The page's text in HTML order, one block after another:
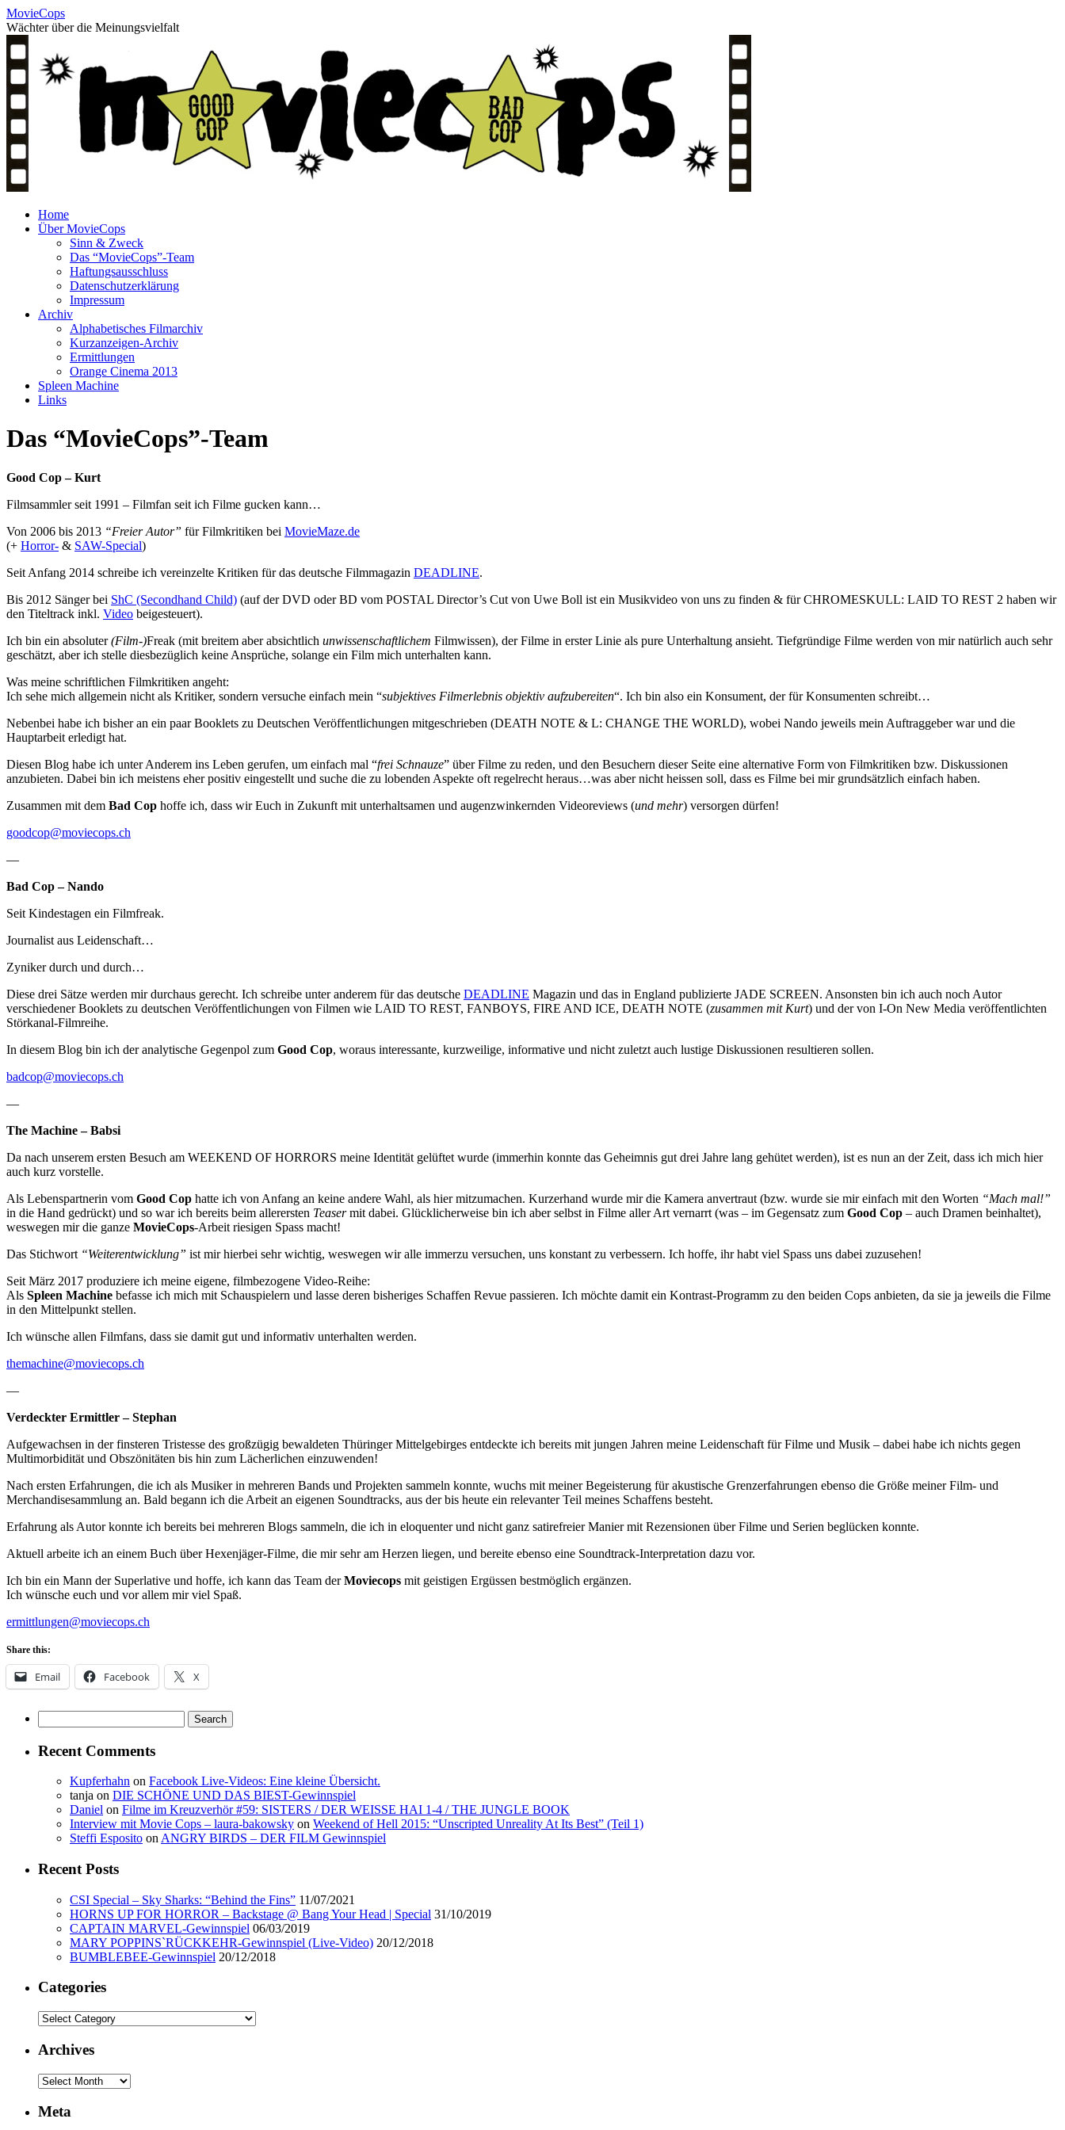
Skip
to
MovieCops
Wächter über die Meinungsvielfalt
Home
Über MovieCops
Sinn & Zweck
Das “MovieCops”-Team
Haftungsausschluss
Datenschutzerklärung
Impressum
Archiv
Alphabetisches Filmarchiv
Kurzanzeigen-Archiv
Ermittlungen
Orange Cinema 2013
Spleen Machine
Links
Das “MovieCops”-Team
Good Cop – Kurt
Filmsammler seit 1991 – Filmfan seit ich Filme gucken kann…
Von 2006 bis 2013 “Freier Autor” für Filmkritiken bei MovieMaze.de
(+ Horror- & SAW-Special)
Seit Anfang 2014 schreibe ich vereinzelte Kritiken für das deutsche Filmmagazin DEADLINE.
Bis 2012 Sänger bei ShC (Secondhand Child) (auf der DVD oder BD vom POSTAL Director’s Cut von Uwe Boll ist ein Musikvideo von uns zu finden & für CHROMESKULL: LAID TO REST 2 haben wir
den Titeltrack inkl. Video beigesteuert).
Ich bin ein absoluter(Film-)Freak (mit breitem aber absichtlich unwissenschaftlichem Filmwissen), der Filme in erster Linie als pure Unterhaltung ansieht. Tiefgründige Filme werden von mir natürlich auch sehr
geschätzt, aber ich stelle diesbezüglich keine Ansprüche, solange ein Film mich unterhalten kann.
Was meine schriftlichen Filmkritiken angeht:
Ich sehe mich allgemein nicht als Kritiker, sondern versuche einfach mein “subjektives Filmerlebnis objektiv aufzubereiten“. Ich bin also ein Konsument, der für Konsumenten schreibt…
Nebenbei habe ich bisher an ein paar Booklets zu Deutschen Veröffentlichungen mitgeschrieben (DEATH NOTE & L: CHANGE THE WORLD), wobei Nando jeweils mein Auftraggeber war und die
Hauptarbeit erledigt hat.
Diesen Blog habe ich unter Anderem ins Leben gerufen, um einfach mal “frei Schnauze” über Filme zu reden, und den Besuchern dieser Seite eine alternative Form von Filmkritiken bzw. Diskussionen
anzubieten. Dabei bin ich meistens eher positiv eingestellt und suche die zu lobenden Aspekte oft regelrecht heraus…was aber nicht heissen soll, dass es Filme bei mir grundsätzlich einfach haben.
Zusammen mit dem Bad Cop hoffe ich, dass wir Euch in Zukunft mit unterhaltsamen und augenzwinkernden Videoreviews (und mehr) versorgen dürfen!
goodcop@moviecops.ch
—
Bad Cop – Nando
Seit Kindestagen ein Filmfreak.
Journalist aus Leidenschaft…
Zyniker durch und durch…
Diese drei Sätze werden mir durchaus gerecht. Ich schreibe unter anderem für das deutsche DEADLINE Magazin und das in England publizierte JADE SCREEN. Ansonsten bin ich auch noch Autor
verschiedener Booklets zu deutschen Veröffentlichungen von Filmen wie LAID TO REST, FANBOYS, FIRE AND ICE, DEATH NOTE (zusammen mit Kurt) und der von I-On New Media veröffentlichten
Störkanal-Filmreihe.
In diesem Blog bin ich der analytische Gegenpol zum Good Cop, woraus interessante, kurzweilige, informative und nicht zuletzt auch lustige Diskussionen resultieren sollen.
badcop@moviecops.ch
—
The Machine – Babsi
Da nach unserem ersten Besuch am WEEKEND OF HORRORS meine Identität gelüftet wurde (immerhin konnte das Geheimnis gut drei Jahre lang gehütet werden), ist es nun an der Zeit, dass ich mich hier
auch kurz vorstelle.
Als Lebenspartnerin vom Good Cop hatte ich von Anfang an keine andere Wahl, als hier mitzumachen. Kurzerhand wurde mir die Kamera anvertraut (bzw. wurde sie mir einfach mit den Worten “Mach mal!”
in die Hand gedrückt) und so war ich bereits beim allerersten Teasermit dabei. Glücklicherweise bin ich aber selbst in Filme aller Art vernarrt (was – im Gegensatz zum Good Cop – auch Dramen beinhaltet),
weswegen mir die ganze MovieCops-Arbeit riesigen Spass macht!
Das Stichwort “Weiterentwicklung” ist mir hierbei sehr wichtig, weswegen wir alle immerzu versuchen, uns konstant zu verbessern. Ich hoffe, ihr habt viel Spass uns dabei zuzusehen!
Seit März 2017 produziere ich meine eigene, filmbezogene Video-Reihe:
Als Spleen Machine befasse ich mich mit Schauspielern und lasse deren bisheriges Schaffen Revue passieren. Ich möchte damit ein Kontrast-Programm zu den beiden Cops anbieten, da sie ja jeweils die Filme
in den Mittelpunkt stellen.
Ich wünsche allen Filmfans, dass sie damit gut und informativ unterhalten werden.
themachine@moviecops.ch
—
Verdeckter Ermittler – Stephan
Aufgewachsen in der finsteren Tristesse des großzügig bewaldeten Thüringer Mittelgebirges entdeckte ich bereits mit jungen Jahren meine Leidenschaft für Filme und Musik – dabei habe ich nichts gegen
Multimorbidität und Obszönitäten bis hin zum Lächerlichen einzuwenden!
Nach ersten Erfahrungen, die ich als Musiker in mehreren Bands und Projekten sammeln konnte, wuchs mit meiner Begeisterung für akustische Grenzerfahrungen ebenso die Größe meiner Film- und
Merchandisesammlung an. Bald begann ich die Arbeit an eigenen Soundtracks, aus der bis heute ein relevanter Teil meines Schaffens besteht.
Erfahrung als Autor konnte ich bereits bei mehreren Blogs sammeln, die ich in eloquenter und nicht ganz satirefreier Manier mit Rezensionen über Filme und Serien beglücken konnte.
Aktuell arbeite ich an einem Buch über Hexenjäger-Filme, die mir sehr am Herzen liegen, und bereite ebenso eine Soundtrack-Interpretation dazu vor.
Ich bin ein Mann der Superlative und hoffe, ich kann das Team derMoviecops mit geistigen Ergüssen bestmöglich ergänzen.
Ich wünsche euch und vor allem mir viel Spaß.
ermittlungen@moviecops.ch
Share this:
Email Facebook X
for:
Recent Comments
Kupferhahn on Facebook Live-Videos: Eine kleine Übersicht.
tanja on DIE SCHÖNE UND DAS BIEST-Gewinnspiel
Daniel on Filme im Kreuzverhör #59: SISTERS / DER WEISSE HAI 1-4 / THE JUNGLE BOOK
Interview mit Movie Cops – laura-bakowsky on Weekend of Hell 2015: “Unscripted Unreality At Its Best” (Teil 1)
Steffi Esposito on ANGRY BIRDS – DER FILM Gewinnspiel
Recent Posts
CSI Special – Sky Sharks: “Behind the Fins” 11/07/2021
HORNS UP FOR HORROR – Backstage @ Bang Your Head | Special 31/10/2019
CAPTAIN MARVEL-Gewinnspiel 06/03/2019
MARY POPPINS`RÜCKKEHR-Gewinnspiel (Live-Video) 20/12/2018
BUMBLEBEE-Gewinnspiel 20/12/2018
Categories
Categories
Archives
Archives
Meta